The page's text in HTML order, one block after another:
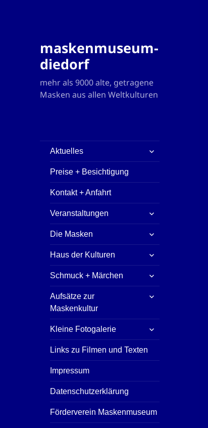
maskenmuseum-
diedorf
mehr als 9000 alte, getragene
Masken aus allen Weltkulturen
Aktuelles
untermenü
öffnen
Preise + Besichtigung
Kontakt + Anfahrt
Veranstaltungen
untermenü
öffnen
Die Masken
untermenü
öffnen
Haus der Kulturen
untermenü
öffnen
Schmuck + Märchen
untermenü
öffnen
Aufsätze zur
Maskenkultur
untermenü
Kleine Fotogalerie
untermenü
öffnen
Links zu Filmen und Texten
Impressum
Datenschutzerklärung
Förderverein Maskenmuseum